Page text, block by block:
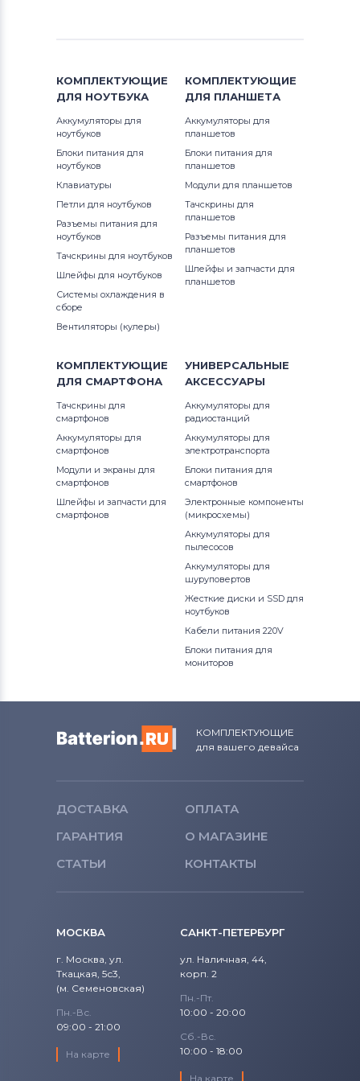
Аккумуляторы для ноутбуковHasee
Аккумуляторы для ноутбуков
Аккумуляторы для ноутбуков
Аккумуляторы для ноутбуковApple
Все бренды
Аккумуляторы для ноутбуков
Аккумуляторы для ноутбуков
Samsung
Аккумуляторы для ноутбуков
Fujitsu
Аккумуляторы для ноутбуков
Machenike
Аккумуляторы для ноутбуков
Аккумуляторы для ноутбуков
Аккумуляторы для ноутбуков
Аккумуляторы для ноутбуков
Аккумуляторы для ноутбуков
Аккумуляторы для ноутбуков
Аккумуляторы для ноутбуков
Аккумуляторы для ноутбуковAsus
Аккумуляторы для ноутбуковIrbis
Inspiron 17
Inspiron Mini
Inspiron XPS
Latitude
Latitude 11
Latitude 12
Latitude 13
Precision
Precision 15
Studio
Studio 14
Studio 17
XPS 13
XPS 15
1440
1440n
1464
14Z
15 3582
15 7586
15 7588
1501
1520
1521
1525
1526
1545
1764
2200
3043
КОМПЛЕКТУЮЩИЕ
ДЛЯ НОУТБУКА
Аккумуляторы для
ноутбуков
Блоки питания для
ноутбуков
Клавиатуры
Петли для ноутбуков
Разъемы питания для
ноутбуков
Тачскрины для ноутбуков
Шлейфы для ноутбуков
Системы охлаждения в
сборе
Вентиляторы (кулеры)
КОМПЛЕКТУЮЩИЕ
ДЛЯ ПЛАНШЕТА
Аккумуляторы для
планшетов
Блоки питания для
планшетов
Модули для планшетов
Тачскрины для
планшетов
Разъемы питания для
планшетов
Шлейфы и запчасти для
планшетов
КОМПЛЕКТУЮЩИЕ
ДЛЯ СМАРТФОНА
Тачскрины для
смартфонов
Аккумуляторы для
смартфонов
Модули и экраны для
смартфонов
Шлейфы и запчасти для
смартфонов
УНИВЕРСАЛЬНЫЕ
АКСЕССУАРЫ
Аккумуляторы для
радиостанций
Аккумуляторы для
электротранспорта
Блоки питания для
смартфонов
Электронные компоненты
(микросхемы)
Аккумуляторы для
пылесосов
Аккумуляторы для
шуруповертов
Жесткие диски и SSD для
ноутбуков
Кабели питания 220V
Блоки питания для
мониторов
КОМПЛЕКТУЮЩИЕ
для вашего девайса
ДОСТАВКА
ОПЛАТА
ГАРАНТИЯ
О МАГАЗИНЕ
СТАТЬИ
КОНТАКТЫ
МОСКВА
г. Москва, ул.
Ткацкая, 5с3,
(м. Семеновская)
Пн.-Вс.
09:00 - 21:00
На карте
САНКТ-ПЕТЕРБУРГ
ул. Наличная, 44,
корп. 2
Пн.-Пт.
10:00 - 20:00
Сб.-Вс.
10:00 - 18:00
На карте